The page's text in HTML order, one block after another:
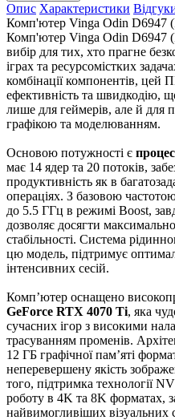
Опис Характеристики
Комп'ютер Vinga Odin D6947
Комп'ютер Vinga Odin D6947
вибір для тих, хто прагне
іграх та ресурсомістких
комбінації компонентів, цей
ефективність та швидкодію,
лише для геймерів, але й для
графікою та моделюванням.
Основою потужності є
має 14 ядер та 20 потоків,
продуктивність як в
операціях. З базовою
до 5.5 ГГц в режимі Boost,
дозволяє досягти
стабільності. Система
цю модель, підтримує
інтенсивних сесій.
Комп’ютер оснащено
GeForce RTX 4070 Ti, яка
сучасних ігор з високими
трасуванням променів.
12 ГБ графічної пам’яті
неперевершену якість
того, підтримка технології
роботу в 4K та 8K форматах,
найвимогливіших візуальних